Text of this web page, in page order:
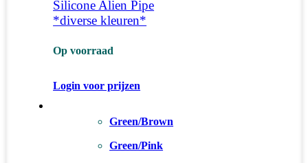
Silicone Alien Pipe
*diverse kleuren*
Op voorraad
Login voor prijzen
Green/Brown
Green/Pink